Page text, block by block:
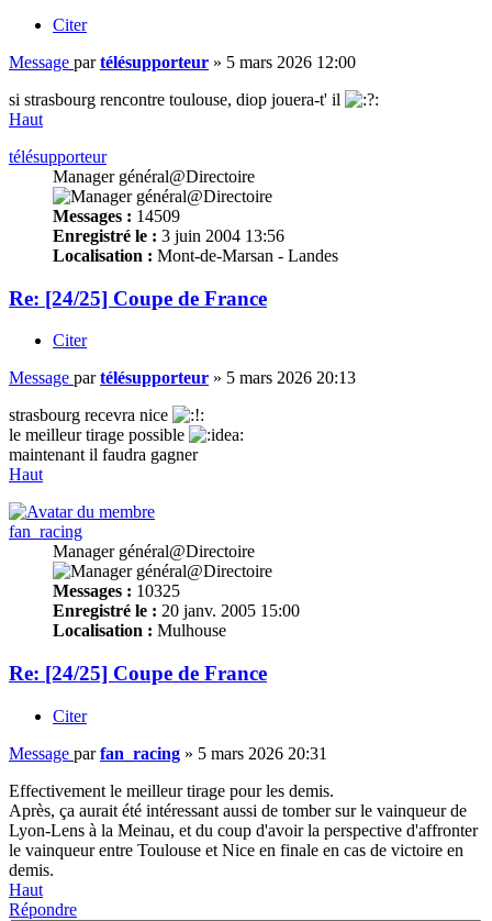
Citer
Message partélésupporteur » 5 mars 2026 12:00
si strasbourg rencontre toulouse, diop jouera-t' il
Haut
télésupporteur
Manager général@Directoire
Messages : 14509
Enregistré le : 3 juin 2004 13:56
Localisation : Mont-de-Marsan - Landes
Re: [24/25] Coupe de France
Citer
Message partélésupporteur » 5 mars 2026 20:13
strasbourg recevra nice
le meilleur tirage possible
maintenant il faudra gagner
Haut
fan_racing
Manager général@Directoire
Messages : 10325
Enregistré le : 20 janv. 2005 15:00
Localisation : Mulhouse
Re: [24/25] Coupe de France
Citer
Message parfan_racing » 5 mars 2026 20:31
Effectivement le meilleur tirage pour les demis.
Après, ça aurait été intéressant aussi de tomber sur le vainqueur de
Lyon-Lens à la Meinau, et du coup d'avoir la perspective d'affronter
le vainqueur entre Toulouse et Nice en finale en cas de victoire en
demis.
Haut
Répondre